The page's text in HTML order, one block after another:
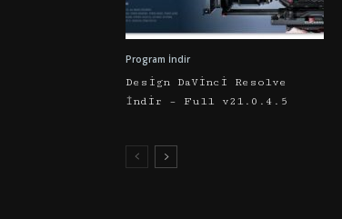
Program İndir
Design DaVinci Resolve
İndir – Full v21.0.4.5